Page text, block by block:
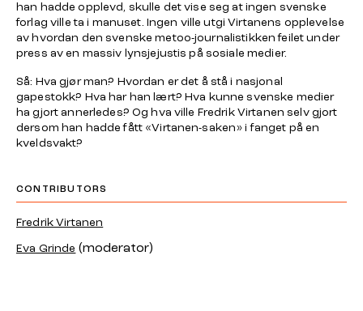
han hadde opplevd, skulle det vise seg at ingen svenske
forlag ville ta i manuset. Ingen ville utgi Virtanens opplevelse
av hvordan den svenske metoo-journalistikken feilet under
press av en massiv lynsjejustis på sosiale medier.
Så: Hva gjør man? Hvordan er det å stå i nasjonal
gapestokk? Hva har han lært? Hva kunne svenske medier
ha gjort annerledes? Og hva ville Fredrik Virtanen selv gjort
dersom han hadde fått «Virtanen-saken» i fanget på en
kveldsvakt?
CONTRIBUTORS
Fredrik Virtanen
Eva Grinde (moderator)